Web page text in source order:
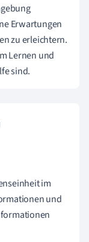
Erwartungen
zu erleichtern.
Lernen und
sind.
im
und